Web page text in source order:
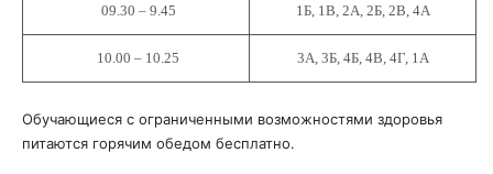
09.30 – 9.45 1Б, 1В, 2А, 2Б, 2В, 4А
10.00 – 10.25 3А, 3Б, 4Б, 4В, 4Г, 1А
Обучающиеся с ограниченными возможностями здоровья
питаются горячим обедом бесплатно.